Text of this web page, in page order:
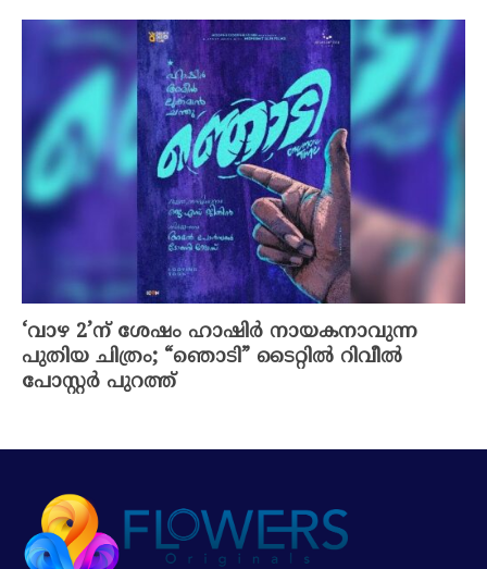
‘വാഴ 2’ന് ശേഷം ഹാഷിർ നായകനാവുന്ന
പുതിയ ചിത്രം; “ഞൊടി” ടൈറ്റിൽ റിവീൽ
പോസ്റ്റർ പുറത്ത്